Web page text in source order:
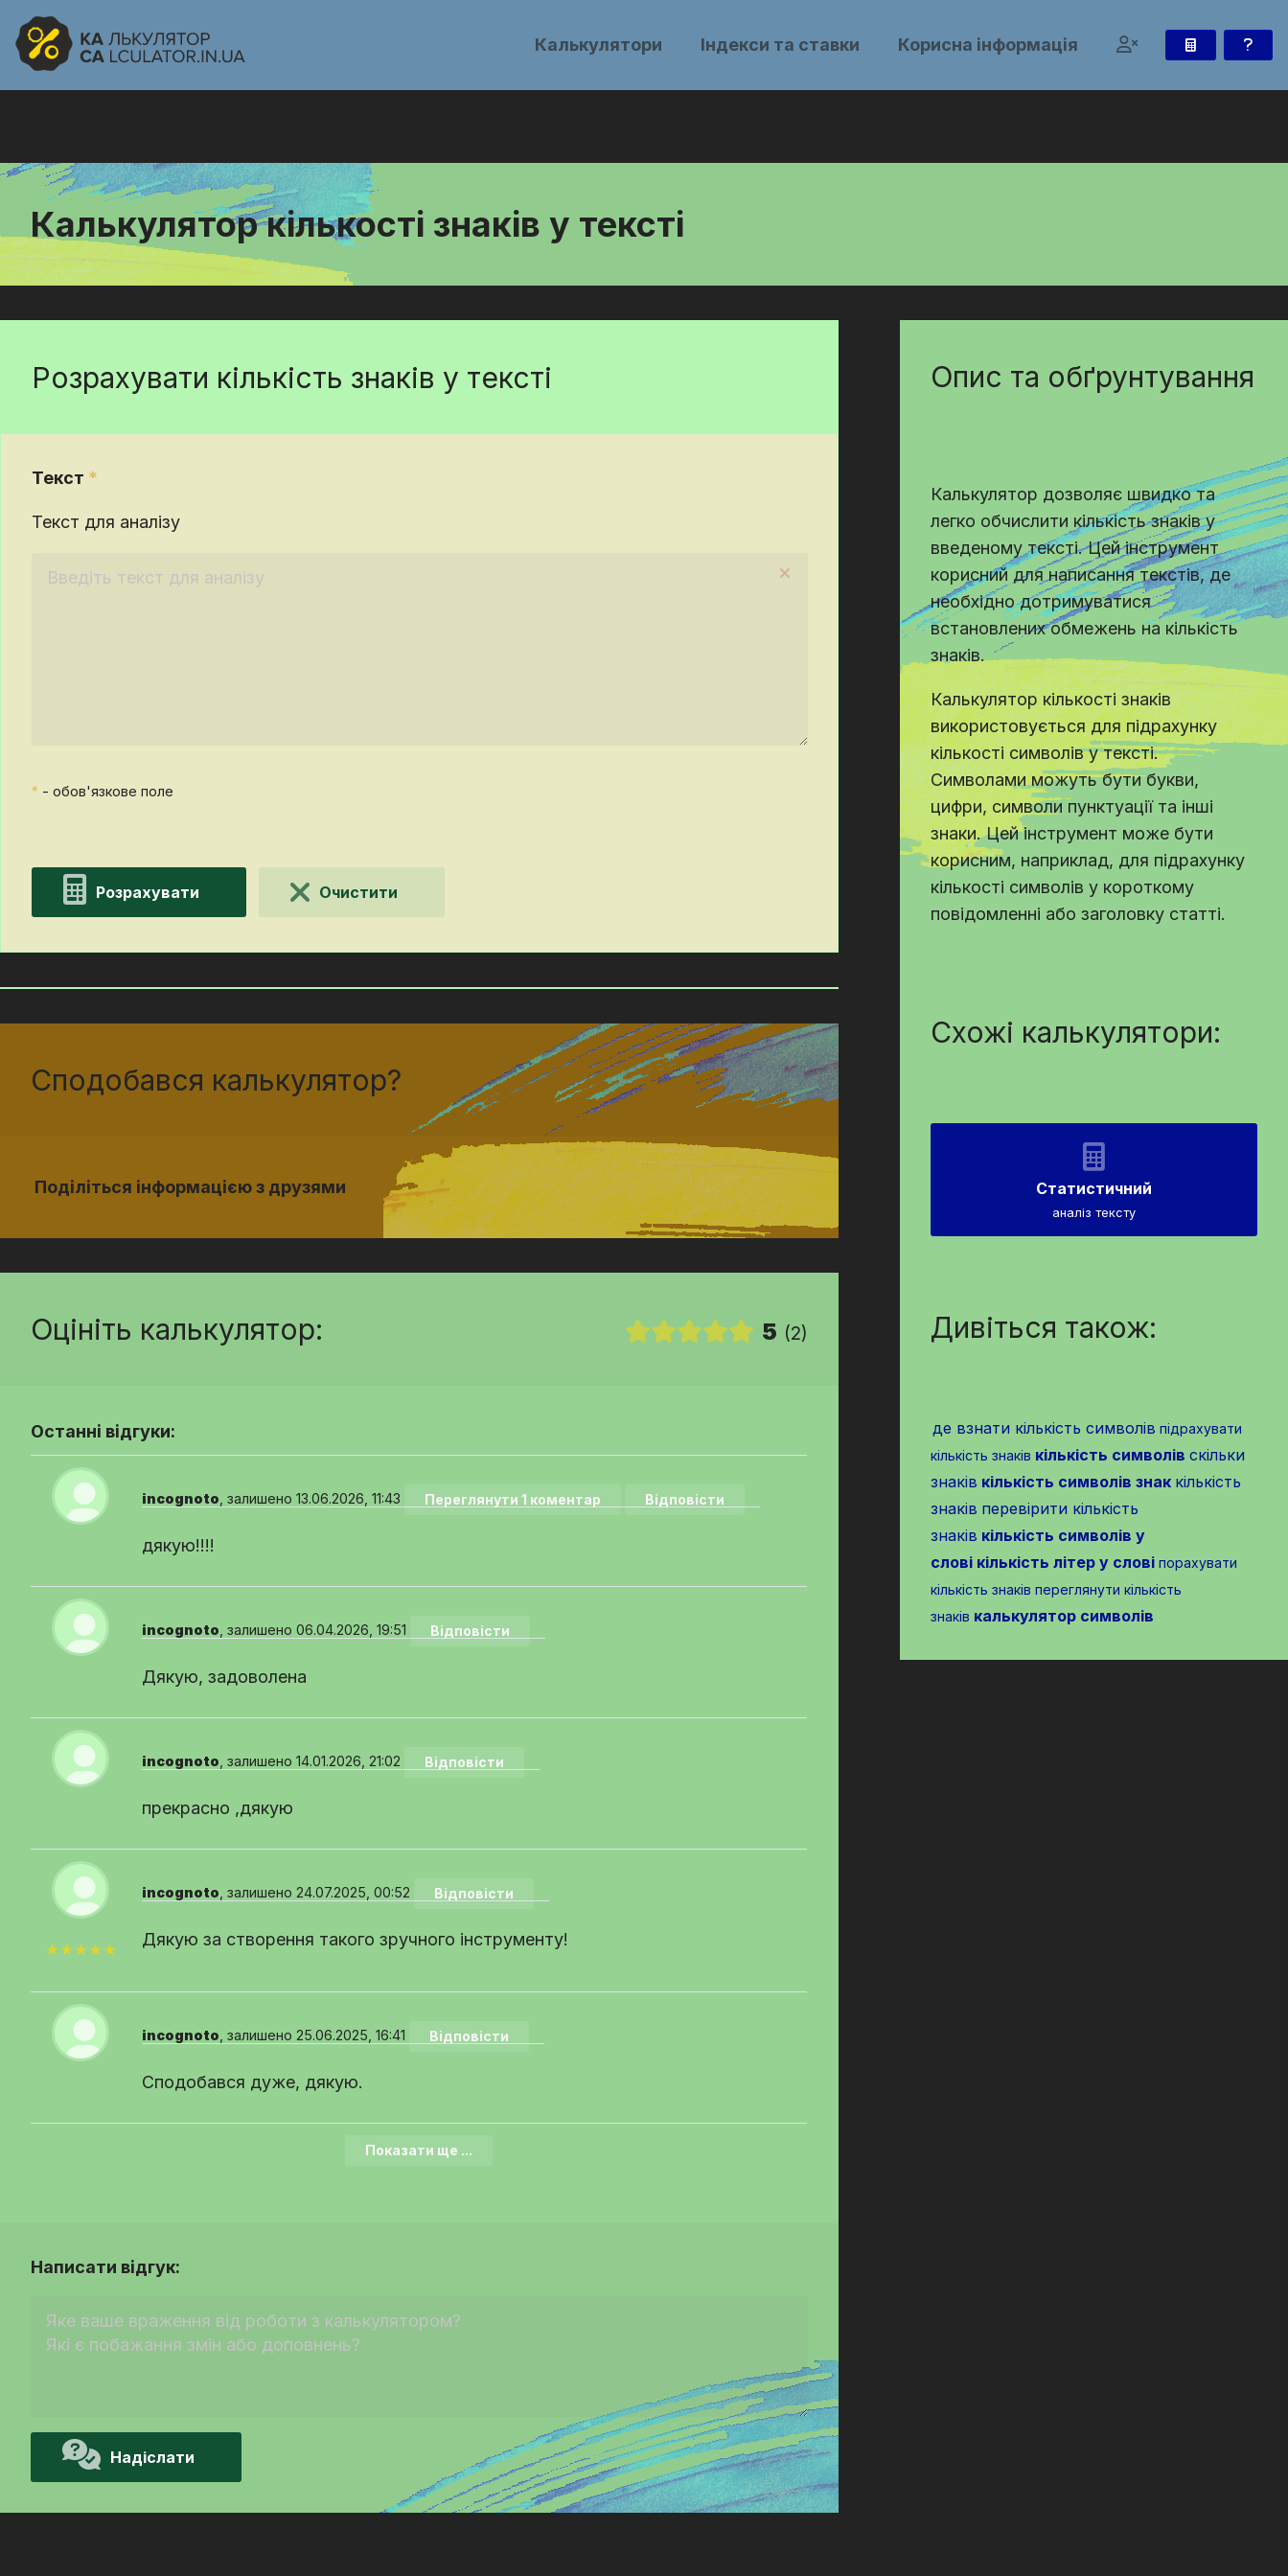
Калькулятори Індекси та ставки Корисна інформація
Калькулятор кількості знаків у тексті
Розрахувати кількість знаків у тексті
Текст *
Текст для аналізу
* - обов'язкове поле
Розрахувати Очистити
Сподобався калькулятор?
Поділіться інформацією з друзями
Оцініть калькулятор: 5 (2)
Останні відгуки:
incognoto , залишено 13.06.2026, 11:43 Переглянути 1 коментар Відповісти
дякую!!!!
incognoto , залишено 06.04.2026, 19:51 Відповісти
Дякую, задоволена
incognoto , залишено 14.01.2026, 21:02 Відповісти
прекрасно ,дякую
★★★★★
incognoto , залишено 24.07.2025, 00:52 Відповісти
Дякую за створення такого зручного інструменту!
incognoto , залишено 25.06.2025, 16:41 Відповісти
Сподобався дуже, дякую.
Показати ще ...
Написати відгук:
Надіслати
Опис та обґрунтування
Калькулятор дозволяє швидко та
легко обчислити кількість знаків у
введеному тексті. Цей інструмент
корисний для написання текстів, де
необхідно дотримуватися
встановлених обмежень на кількість
знаків.
Калькулятор кількості знаків
використовується для підрахунку
кількості символів у тексті.
Символами можуть бути букви,
цифри, символи пунктуації та інші
знаки. Цей інструмент може бути
корисним, наприклад, для підрахунку
кількості символів у короткому
повідомленні або заголовку статті.
Схожі калькулятори:
Статистичний
аналіз тексту
Дивіться також:
де взнати кількість символів підрахувати
кількість знаків кількість символів скільки
знаків кількість символів знак кількість
знаків перевірити кількість
знаків кількість символів у
слові кількість літер у слові порахувати
кількість знаків переглянути кількість
знаків калькулятор символів